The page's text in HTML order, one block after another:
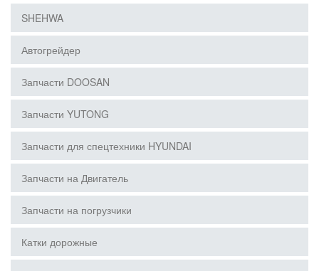
SHEHWA
Автогрейдер
Запчасти DOOSAN
Запчасти YUTONG
Запчасти для спецтехники HYUNDAI
Запчасти на Двигатель
Запчасти на погрузчики
Катки дорожные